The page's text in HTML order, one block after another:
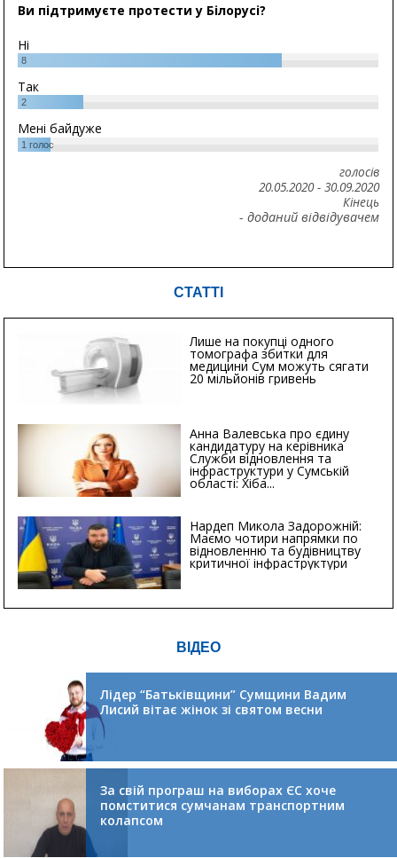
Ви підтримуєте протести у Білорусі?
Ні
8
Так
2
Мені байдуже
1 голос
голосів
20.05.2020- 30.09.2020
Кінець
- доданий відвідувачем
СТАТТІ
Лише на покупці одного
томографа збитки для
медицини Сум можуть сягати
20 мільйонів гривень
Анна Валевська про єдину
кандидатуру на керівника
Служби відновлення та
інфраструктури у Сумській
області: Хіба...
Нардеп Микола Задорожній:
Маємо чотири напрямки по
відновленню та будівництву
критичної інфраструктури
ВІДЕО
Лідер “Батьківщини” Сумщини Вадим
Лисий вітає жінок зі святом весни
За свій програш на виборах ЄС хоче
помститися сумчанам транспортним
колапсом